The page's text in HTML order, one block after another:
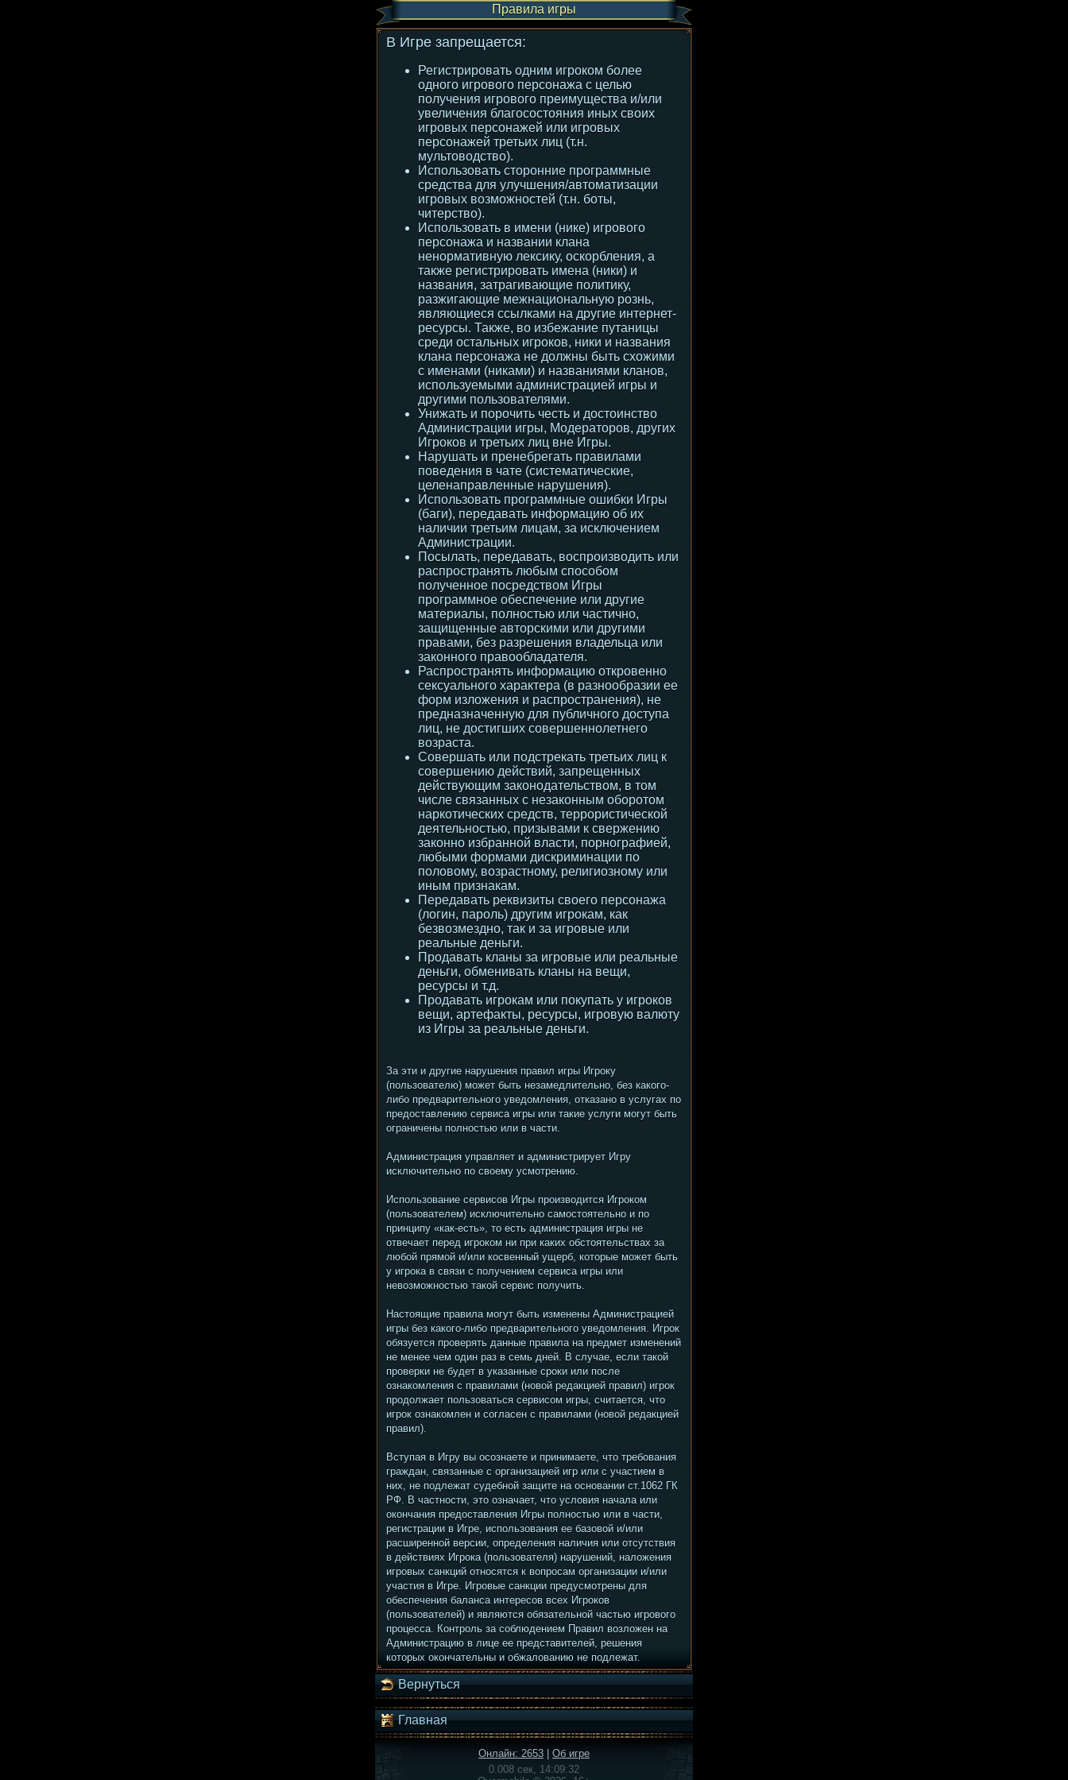
Правила игры
В Игре запрещается:
Регистрировать одним игроком более
одного игрового персонажа с целью
получения игрового преимущества и/или
увеличения благосостояния иных своих
игровых персонажей или игровых
персонажей третьих лиц (т.н.
мультоводство).
Использовать сторонние программные
средства для улучшения/автоматизации
игровых возможностей (т.н. боты,
читерство).
Использовать в имени (нике) игрового
персонажа и названии клана
ненормативную лексику, оскорбления, а
также регистрировать имена (ники) и
названия, затрагивающие политику,
разжигающие межнациональную рознь,
являющиеся ссылками на другие интернет-
ресурсы. Также, во избежание путаницы
среди остальных игроков, ники и названия
клана персонажа не должны быть схожими
с именами (никами) и названиями кланов,
используемыми администрацией игры и
другими пользователями.
Унижать и порочить честь и достоинство
Администрации игры, Модераторов, других
Игроков и третьих лиц вне Игры.
Нарушать и пренебрегать правилами
поведения в чате (систематические,
целенаправленные нарушения).
Использовать программные ошибки Игры
(баги), передавать информацию об их
наличии третьим лицам, за исключением
Администрации.
Посылать, передавать, воспроизводить или
распространять любым способом
полученное посредством Игры
программное обеспечение или другие
материалы, полностью или частично,
защищенные авторскими или другими
правами, без разрешения владельца или
законного правообладателя.
Распространять информацию откровенно
сексуального характера (в разнообразии ее
форм изложения и распространения), не
предназначенную для публичного доступа
лиц, не достигших совершеннолетнего
возраста.
Совершать или подстрекать третьих лиц к
совершению действий, запрещенных
действующим законодательством, в том
числе связанных с незаконным оборотом
наркотических средств, террористической
деятельностью, призывами к свержению
законно избранной власти, порнографией,
любыми формами дискриминации по
половому, возрастному, религиозному или
иным признакам.
Передавать реквизиты своего персонажа
(логин, пароль) другим игрокам, как
безвозмездно, так и за игровые или
реальные деньги.
Продавать кланы за игровые или реальные
деньги, обменивать кланы на вещи,
ресурсы и т.д.
Продавать игрокам или покупать у игроков
вещи, артефакты, ресурсы, игровую валюту
из Игры за реальные деньги.
За эти и другие нарушения правил игры Игроку
(пользователю) может быть незамедлительно, без какого-
либо предварительного уведомления, отказано в услугах по
предоставлению сервиса игры или такие услуги могут быть
ограничены полностью или в части.
Администрация управляет и администрирует Игру
исключительно по своему усмотрению.
Использование сервисов Игры производится Игроком
(пользователем) исключительно самостоятельно и по
принципу «как-есть», то есть администрация игры не
отвечает перед игроком ни при каких обстоятельствах за
любой прямой и/или косвенный ущерб, которые может быть
у игрока в связи с получением сервиса игры или
невозможностью такой сервис получить.
Настоящие правила могут быть изменены Администрацией
игры без какого-либо предварительного уведомления. Игрок
обязуется проверять данные правила на предмет изменений
не менее чем один раз в семь дней. В случае, если такой
проверки не будет в указанные сроки или после
ознакомления с правилами (новой редакцией правил) игрок
продолжает пользоваться сервисом игры, считается, что
игрок ознакомлен и согласен с правилами (новой редакцией
правил).
Вступая в Игру вы осознаете и принимаете, что требования
граждан, связанные с организацией игр или с участием в
них, не подлежат судебной защите на основании ст.1062 ГК
РФ. В частности, это означает, что условия начала или
окончания предоставления Игры полностью или в части,
регистрации в Игре, использования ее базовой и/или
расширенной версии, определения наличия или отсутствия
в действиях Игрока (пользователя) нарушений, наложения
игровых санкций относятся к вопросам организации и/или
участия в Игре. Игровые санкции предусмотрены для
обеспечения баланса интересов всех Игроков
(пользователей) и являются обязательной частью игрового
процесса. Контроль за соблюдением Правил возложен на
Администрацию в лице ее представителей, решения
которых окончательны и обжалованию не подлежат.
Вернуться
Главная
Онлайн: 2653
Об игре
0.008 сек, 14:09:32